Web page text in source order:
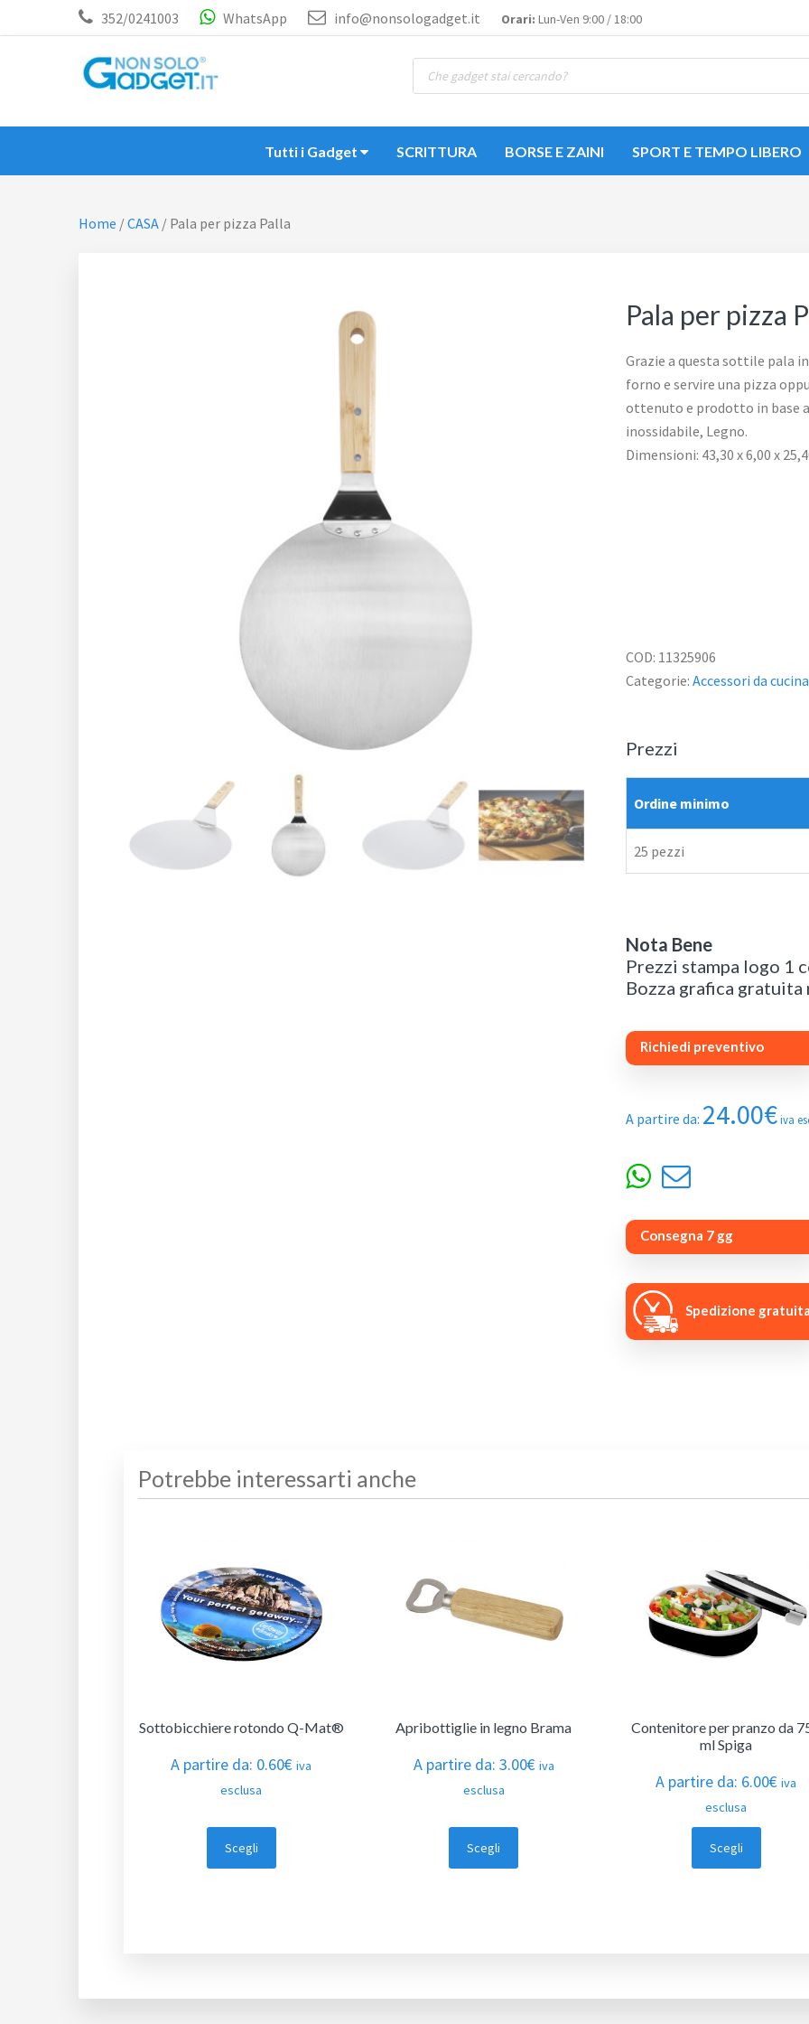
al
al
352/0241003 WhatsApp info@nonsologadget.it Orari: Lun-Ven 9:00 / 18:00
Ricerca
prodotti
Tutti i Gadget SCRITTURA BORSE E ZAINI SPORT E TEMPO LIBERO
Home /CASA / Pala per pizza Palla
Pala per pizza
Grazie a questa sottile pala
forno e servire una pizza
ottenuto e prodotto in base
inossidabile, Legno.
Dimensioni: 43,30 x 6,00 x
COD: 11325906
Categorie:Accessori da cucina
Prezzi
Ordine minimo
25 pezzi
Nota Bene
Prezzi stampa logo 1
Bozza grafica
Richiedi preventivo
A partire da: 24.00€ iva
Consegna 7 gg
Spedizione
Potrebbe interessarti anche
Sottobicchiere rotondo Q-Mat®
A partire da: 0.60€ iva
esclusa
Scegli
Apribottiglie in legno Brama
A partire da: 3.00€ iva
esclusa
Scegli
Contenitore per pranzo da
ml Spiga
A partire da: 6.00€ iva
esclusa
Scegli